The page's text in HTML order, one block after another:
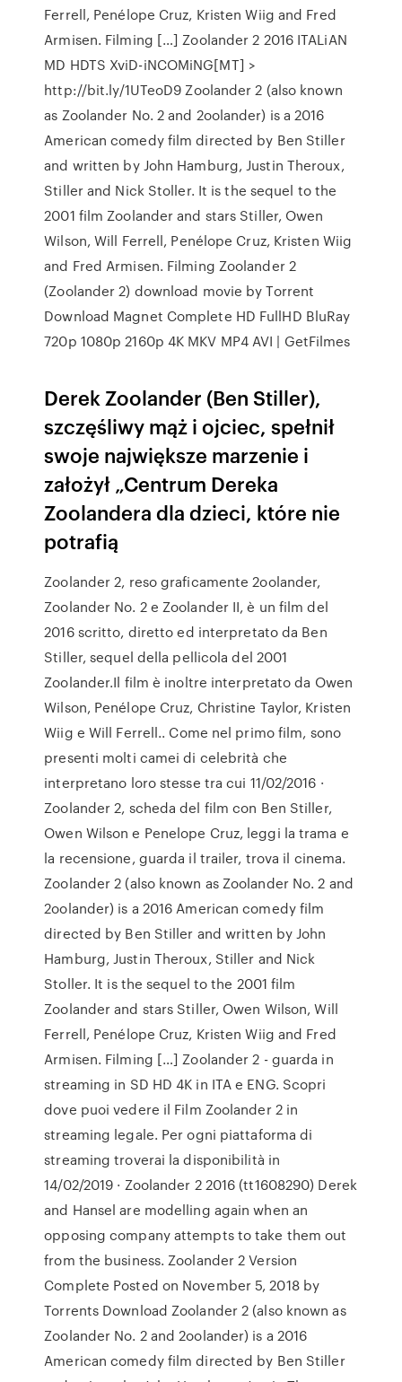
Ferrell, Penélope Cruz, Kristen Wiig and Fred
Armisen. Filming […] Zoolander 2 2016 ITALiAN
MD HDTS XviD-iNCOMiNG[MT] >
http://bit.ly/1UTeoD9 Zoolander 2 (also known
as Zoolander No. 2 and 2oolander) is a 2016
American comedy film directed by Ben Stiller
and written by John Hamburg, Justin Theroux,
Stiller and Nick Stoller. It is the sequel to the
2001 film Zoolander and stars Stiller, Owen
Wilson, Will Ferrell, Penélope Cruz, Kristen Wiig
and Fred Armisen. Filming Zoolander 2
(Zoolander 2) download movie by Torrent
Download Magnet Complete HD FullHD BluRay
720p 1080p 2160p 4K MKV MP4 AVI | GetFilmes
Derek Zoolander (Ben Stiller),
szczęśliwy mąż i ojciec, spełnił
swoje największe marzenie i
założył „Centrum Dereka
Zoolandera dla dzieci, które nie
potrafią
Zoolander 2, reso graficamente 2oolander,
Zoolander No. 2 e Zoolander II, è un film del
2016 scritto, diretto ed interpretato da Ben
Stiller, sequel della pellicola del 2001
Zoolander.Il film è inoltre interpretato da Owen
Wilson, Penélope Cruz, Christine Taylor, Kristen
Wiig e Will Ferrell.. Come nel primo film, sono
presenti molti camei di celebrità che
interpretano loro stesse tra cui 11/02/2016 ·
Zoolander 2, scheda del film con Ben Stiller,
Owen Wilson e Penelope Cruz, leggi la trama e
la recensione, guarda il trailer, trova il cinema.
Zoolander 2 (also known as Zoolander No. 2 and
2oolander) is a 2016 American comedy film
directed by Ben Stiller and written by John
Hamburg, Justin Theroux, Stiller and Nick
Stoller. It is the sequel to the 2001 film
Zoolander and stars Stiller, Owen Wilson, Will
Ferrell, Penélope Cruz, Kristen Wiig and Fred
Armisen. Filming […] Zoolander 2 - guarda in
streaming in SD HD 4K in ITA e ENG. Scopri
dove puoi vedere il Film Zoolander 2 in
streaming legale. Per ogni piattaforma di
streaming troverai la disponibilità in
14/02/2019 · Zoolander 2 2016 (tt1608290) Derek
and Hansel are modelling again when an
opposing company attempts to take them out
from the business. Zoolander 2 Version
Complete Posted on November 5, 2018 by
Torrents Download Zoolander 2 (also known as
Zoolander No. 2 and 2oolander) is a 2016
American comedy film directed by Ben Stiller